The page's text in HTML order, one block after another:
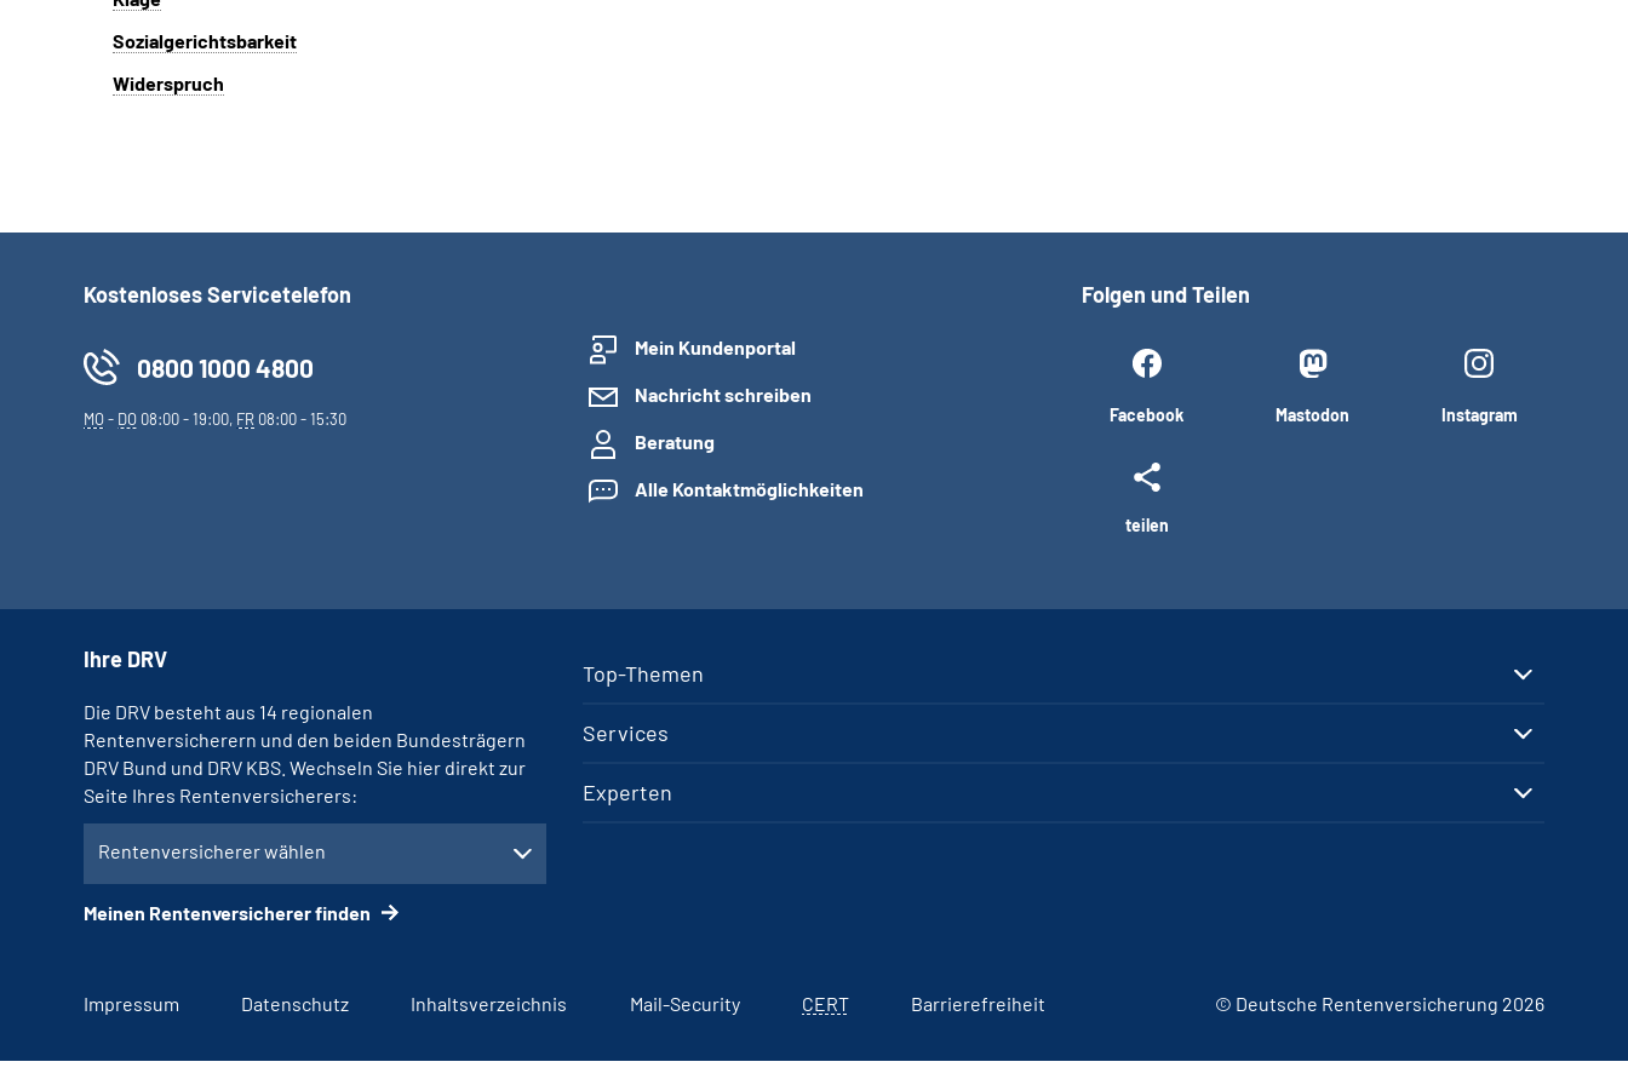
Sozialgerichtsbarkeit
Widerspruch
Kostenloses Servicetelefon
0800 1000 4800
MO- DO 08:00 - 19:00, FR 08:00 - 15:30
Mein Kundenportal
Nachricht schreiben
Beratung
Alle Kontaktmöglichkeiten
Folgen und Teilen
Facebook Mastodon Instagram
teilen
Top-Themen
Services
Experten
Ihre DRV
Die DRV besteht aus 14 regionalen
Rentenversicherern und den beiden Bundesträgern
DRV Bund und DRV KBS. Wechseln Sie hier direkt zur
Seite Ihres Rentenversicherers:
Rentenversicherer wählen
Meinen Rentenversicherer finden
Impressum Datenschutz Inhaltsverzeichnis Mail-Security CERT Barrierefreiheit © Deutsche Rentenversicherung 2026